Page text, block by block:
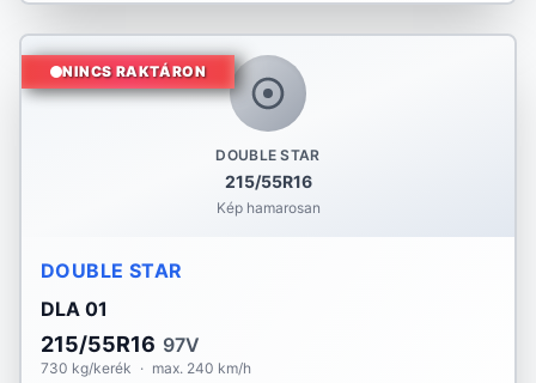
DOUBLE STAR
215/55R16
Kép hamarosan
NINCS RAKTÁRON
DOUBLE STAR
DLA 01
215/55R16 97V
730 kg/kerék · max. 240 km/h